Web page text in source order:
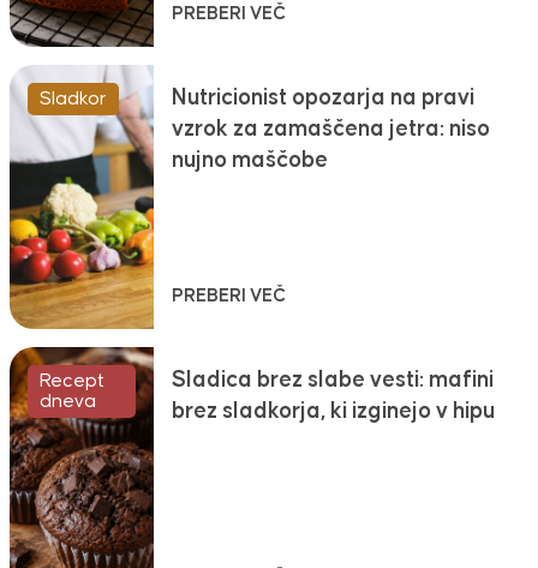
PREBERI VEČ
Sladkor
Nutricionist opozarja na pravi
vzrok za zamaščena jetra: niso
nujno maščobe
PREBERI VEČ
Recept
dneva
Sladica brez slabe vesti: mafini
brez sladkorja, ki izginejo v hipu